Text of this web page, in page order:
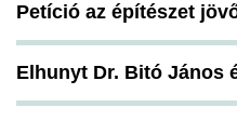
Petíció az építészet
Elhunyt Dr. Bitó János